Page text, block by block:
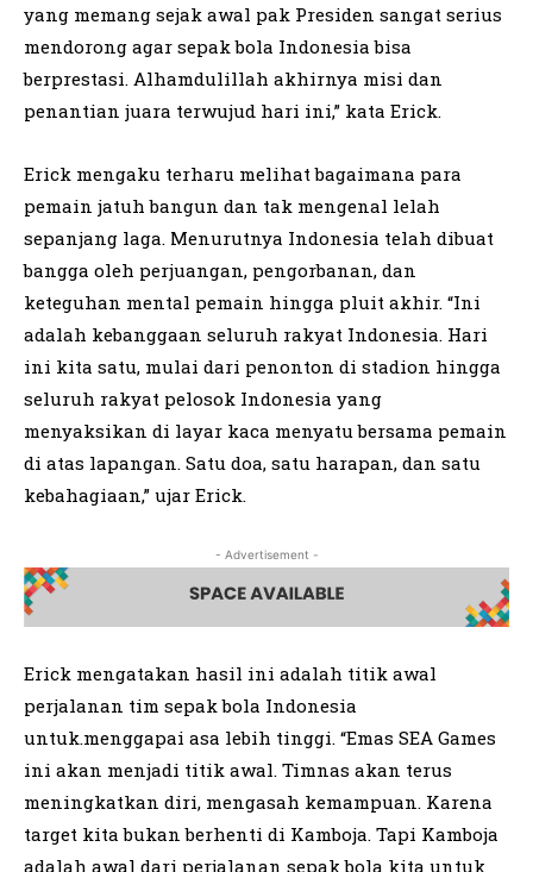
yang memang sejak awal pak Presiden sangat serius
mendorong agar sepak bola Indonesia bisa
berprestasi. Alhamdulillah akhirnya misi dan
penantian juara terwujud hari ini,” kata Erick.
Erick mengaku terharu melihat bagaimana para
pemain jatuh bangun dan tak mengenal lelah
sepanjang laga. Menurutnya Indonesia telah dibuat
bangga oleh perjuangan, pengorbanan, dan
keteguhan mental pemain hingga pluit akhir. “Ini
adalah kebanggaan seluruh rakyat Indonesia. Hari
ini kita satu, mulai dari penonton di stadion hingga
seluruh rakyat pelosok Indonesia yang
menyaksikan di layar kaca menyatu bersama pemain
di atas lapangan. Satu doa, satu harapan, dan satu
kebahagiaan,” ujar Erick.
- Advertisement -
Erick mengatakan hasil ini adalah titik awal
perjalanan tim sepak bola Indonesia
untuk.menggapai asa lebih tinggi. “Emas SEA Games
ini akan menjadi titik awal. Timnas akan terus
meningkatkan diri, mengasah kemampuan. Karena
target kita bukan berhenti di Kamboja. Tapi Kamboja
adalah awal dari perjalanan sepak bola kita untuk